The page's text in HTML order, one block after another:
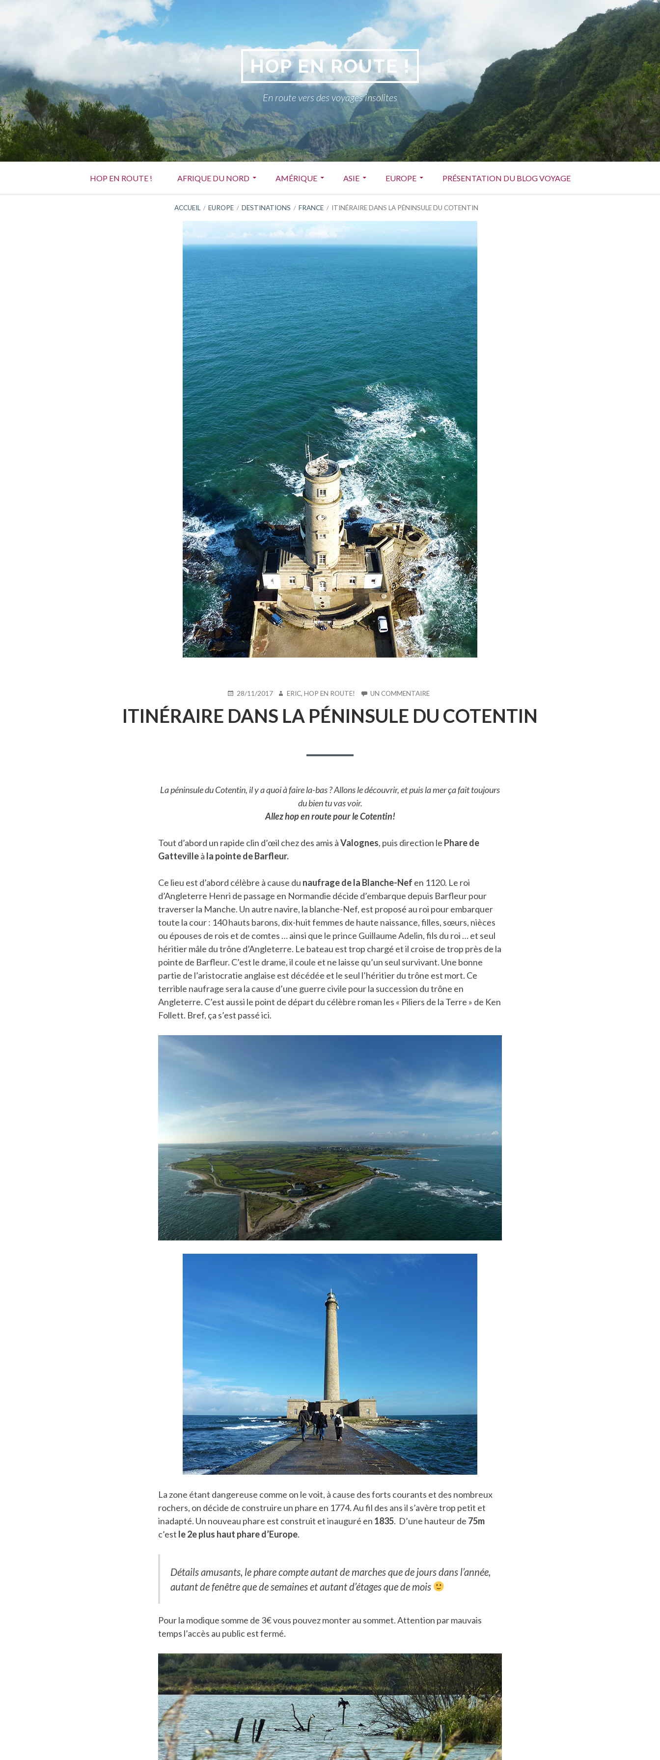
HOP EN ROUTE !
En route vers des voyages insolites
principal
HOP EN ROUTE ! AFRIQUE DU NORD AMÉRIQUE ASIE EUROPE PRÉSENTATION DU BLOG VOYAGE
ACCUEIL EUROPE DESTINATIONS FRANCE ITINÉRAIRE DANS LA PÉNINSULE DU COTENTIN
PUBLIÉ28/11/2017 AUTEUR
ERIC, HOP EN ROUTE! UN COMMENTAIRESUR
DANS
LA
ITINÉRAIRE DANS LA PÉNINSULE DU COTENTIN
La péninsule du Cotentin, il y a quoi à faire la-bas ? Allons le découvrir, et puis la mer ça fait toujours
du bien tu vas voir.
Allez hop en route pour le Cotentin!
Tout d’abord un rapide clin d’œil chez des amis àValognes, puis direction le Phare de
Gattevilleà la pointe de Barfleur.
Ce lieu est d’abord célèbre à cause du naufrage de la Blanche-Nef en 1120. Le roi
d’Angleterre Henri de passage en Normandie décide d’embarque depuis Barfleur pour
traverser la Manche. Un autre navire, la blanche-Nef, est proposé au roi pour embarquer
toute la cour : 140 hauts barons, dix-huit femmes de haute naissance, filles, sœurs, nièces
ou épouses de rois et de comtes … ainsi que le prince Guillaume Adelin, fils du roi … et seul
héritier mâle du trône d’Angleterre. Le bateau est trop chargé et il croise de trop près de la
pointe de Barfleur. C’est le drame, il coule et ne laisse qu’un seul survivant. Une bonne
partie de l’aristocratie anglaise est décédée et le seul l’héritier du trône est mort. Ce
terrible naufrage sera la cause d’une guerre civile pour la succession du trône en
Angleterre. C’est aussi le point de départ du célèbre roman les « Piliers de la Terre » de Ken
Follett. Bref, ça s’est passé ici.
La zone étant dangereuse comme on le voit, à cause des forts courants et des nombreux
rochers, on décide de construire un phare en 1774. Au fil des ans il s’avère trop petit et
inadapté. Un nouveau phare est construit et inauguré en 1835. D’une hauteur de 75m
c’est le 2e plus haut phare d’Europe.
Détails amusants, le phare compte autant de marches que de jours dans l’année,
autant de fenêtre que de semaines et autant d’étages que de mois
Pour la modique somme de 3€ vous pouvez monter au sommet. Attention par mauvais
temps l’accès au public est fermé.